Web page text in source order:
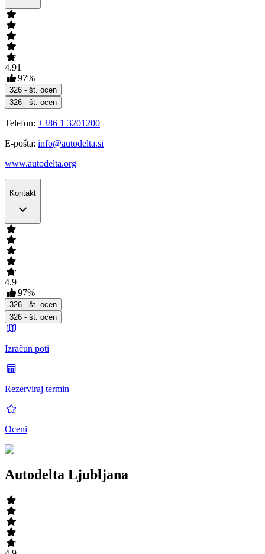
4.91
97%
326 - št. ocen
326 - št. ocen
Telefon: +386 1 3201200
E-pošta: info@autodelta.si
www.autodelta.org
Kontakt
4.9
97%
326 - št. ocen
326 - št. ocen
Izračun poti
Rezerviraj termin
Oceni
Autodelta Ljubljana